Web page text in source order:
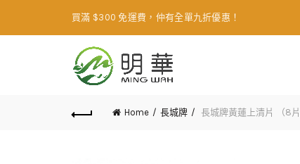
買滿 $300 免運費，仲有全單九折優惠！
Home 長城牌 長城牌黃蓮上清片 （8